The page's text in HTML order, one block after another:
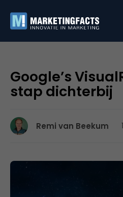
Google’s
stap dichterbij
Remi van Beekum